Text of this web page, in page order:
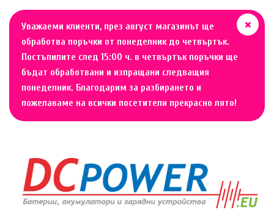
Уважаеми клиенти, през август магазинът ще
обработва поръчки от понеделник до четвъртък.
Постъпилите след 15:00 ч. в четвъртък поръчки ще
бъдат обработвани и изпращани следващия
понеделник. Благодарим за разбирането и
пожелаваме на всички посетители прекрасно лято!